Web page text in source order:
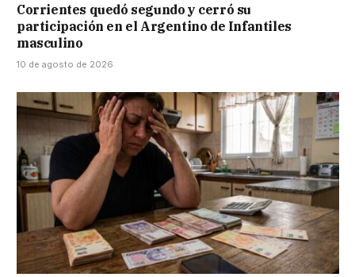
Corrientes quedó segundo y cerró su
participación en el Argentino de Infantiles
masculino
10 de agosto de 2026